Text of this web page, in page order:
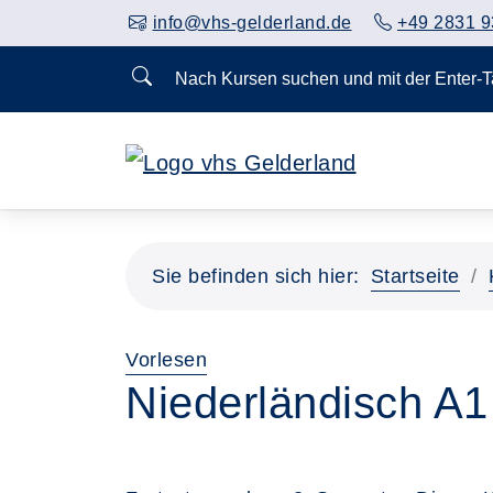
info@vhs-gelderland.de +49 2831
Nach Kursen suchen und mit der
Sie befinden sich hier: Startseite
Vorlesen
Niederländisch A1